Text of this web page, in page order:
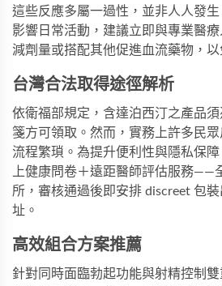
這些反應多屬一過性，並非人人發
影響日常活動，建議立即與專業醫
減劑量或搭配其他促進血流藥物，以
台灣合法取得途徑解析
依衛福部規定，含達泊西汀之產品
箋方可領取。然而，實務上許多民
流程繁瑣。為提升便利性與隱私保障
上健康問卷＋遠距醫師評估服務——
所，審核通過後即安排 discreet 包
址。
高效組合方案推薦
針對同時面臨勃起功能與射精控制